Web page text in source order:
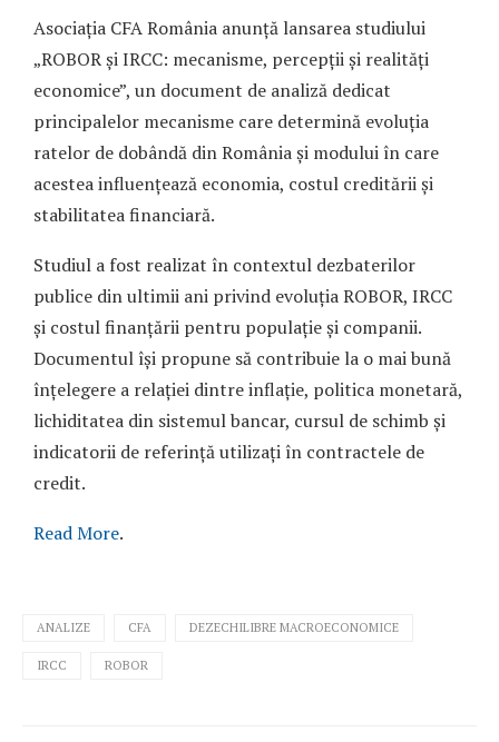
Asociația CFA România anunță lansarea studiului
„ROBOR și IRCC: mecanisme, percepții și realități
economice”, un document de analiză dedicat
principalelor mecanisme care determină evoluția
ratelor de dobândă din România și modului în care
acestea influențează economia, costul creditării și
stabilitatea financiară.
Studiul a fost realizat în contextul dezbaterilor
publice din ultimii ani privind evoluția ROBOR, IRCC
și costul finanțării pentru populație și companii.
Documentul își propune să contribuie la o mai bună
înțelegere a relației dintre inflație, politica monetară,
lichiditatea din sistemul bancar, cursul de schimb și
indicatorii de referință utilizați în contractele de
credit.
Read More.
ANALIZE CFA DEZECHILIBRE MACROECONOMICE
IRCC ROBOR